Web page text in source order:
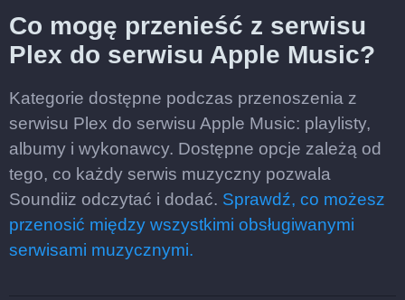
Co mogę przenieść z serwisu
Plex do serwisu Apple Music?
Kategorie dostępne podczas przenoszenia z
serwisu Plex do serwisu Apple Music: playlisty,
albumy i wykonawcy. Dostępne opcje zależą od
tego, co każdy serwis muzyczny pozwala
Soundiiz odczytać i dodać. Sprawdź, co możesz
przenosić między wszystkimi obsługiwanymi
serwisami muzycznymi.